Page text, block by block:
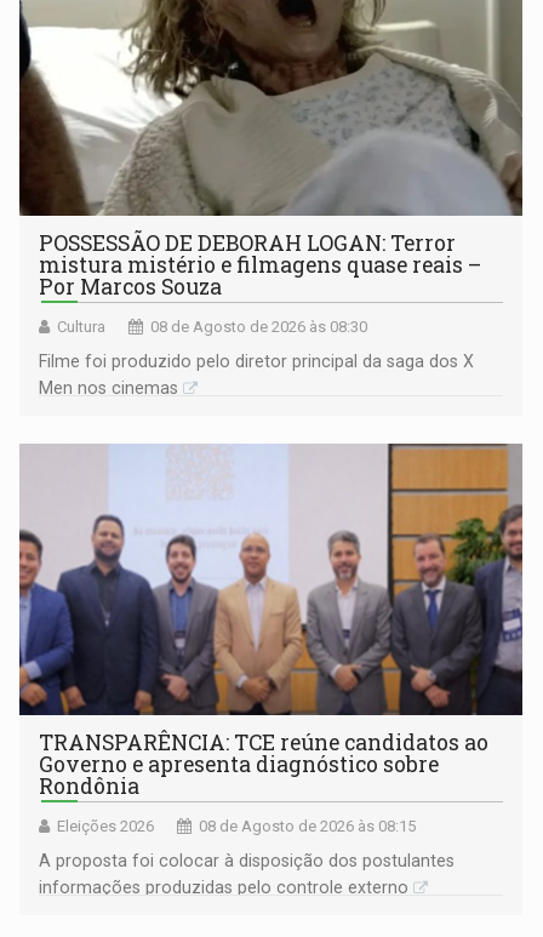
POSSESSÃO DE DEBORAH LOGAN: Terror
mistura mistério e filmagens quase reais –
Por Marcos Souza
Cultura 08 de Agosto de 2026 às 08:30
Filme foi produzido pelo diretor principal da saga dos X
Men nos cinemas
TRANSPARÊNCIA: TCE reúne candidatos ao
Governo e apresenta diagnóstico sobre
Rondônia
Eleições 2026 08 de Agosto de 2026 às 08:15
A proposta foi colocar à disposição dos postulantes
informações produzidas pelo controle externo